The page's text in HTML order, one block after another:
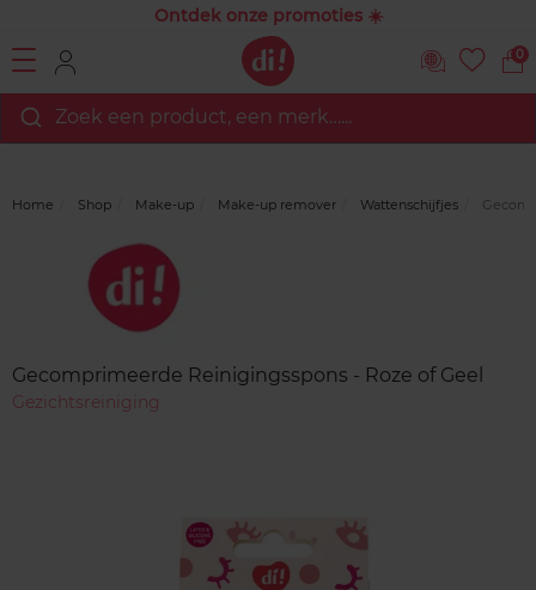
Ontdek onze promoties ☀️
0
Zoek een product, een merk…...
Home Shop Make-up Make-up remover Wattenschijfjes
Gecomprimeerde Reinigingsspons - Roze of Geel
Gezichtsreiniging